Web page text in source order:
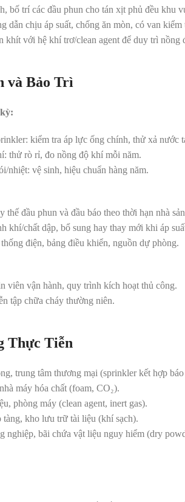
bố trí các đầu phun cho tán xịt phủ đều khu
dẫn chịu áp suất, chống ăn mòn, có van kiểm
khít với hệ khí trơ/clean agent để duy trì nồng
và Bảo Trì
kiểm tra áp lực ống chính, thử xả nước
thử rò rỉ, đo nồng độ khí mỗi năm.
nhiệt: vệ sinh, hiệu chuẩn hàng năm.
thế đầu phun và đầu báo theo thời hạn nhà
khí/chất dập, bổ sung hay thay mới khi áp
điện, bảng điều khiển, nguồn dự phòng.
viên vận hành, quy trình kích hoạt thủ công.
tập chữa cháy thường niên.
Thực Tiễn
trung tâm thương mại (sprinkler kết hợp
máy hóa chất (foam, CO₂).
phòng máy (clean agent, inert gas).
tàng, kho lưu trữ tài liệu (khí sạch).
nghiệp, bãi chứa vật liệu nguy hiểm (dry